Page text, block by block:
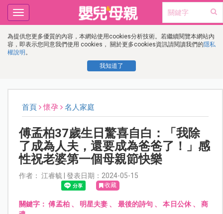
為提供您更多優質的內容，本網站使用cookies分析技術。若繼續閱覽本網站內
容，即表示您同意我們使用 cookies， 關於更多cookies資訊請閱讀我們的隱私
權說明 。
我知道了
Toggle
navigation
首頁 懷孕 名人家庭
傅孟柏37歲生日驚喜自白：「我除
了成為人夫，還要成為爸爸了！」感
性祝老婆第一個母親節快樂
作者： 江睿毓 | 發表日期：2024-05-15
收藏
關鍵字：傅孟柏、 明星夫妻 、 最後的詩句 、本日公休、商